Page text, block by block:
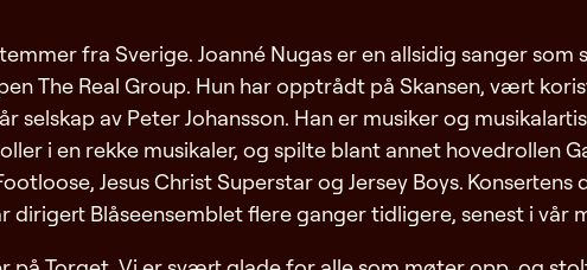
fra Sverige. Joanné Nugas er en allsidig sanger
The Real Group. Hun har opptrådt på Skansen, vært
selskap av Peter Johansson. Han er musiker og
i en rekke musikaler, og spilte blant annet hovedrollen
Jesus Christ Superstar og Jersey Boys.
Blåseensemblet flere ganger tidligere, senest i vår